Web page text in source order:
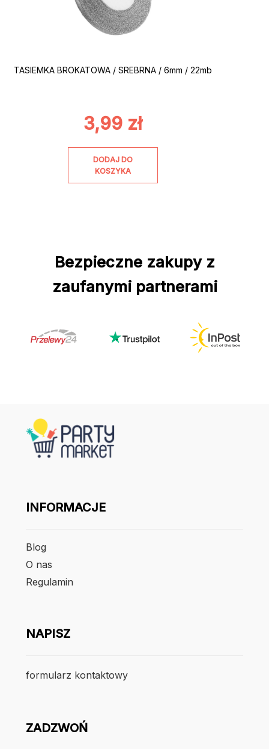
TASIEMKA BROKATOWA / SREBRNA / 6mm / 22mb
3,99 zł
DODAJ DO
KOSZYKA
Bezpieczne zakupy z
zaufanymi partnerami
INFORMACJE
Blog
O nas
Regulamin
NAPISZ
formularz kontaktowy
ZADZWOŃ